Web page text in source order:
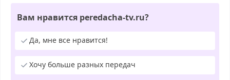
Вам нравится peredacha-tv.ru?
Да, мне все нравится!
Хочу больше разных передач